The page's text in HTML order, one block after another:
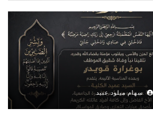
سهام ميلود عبيد